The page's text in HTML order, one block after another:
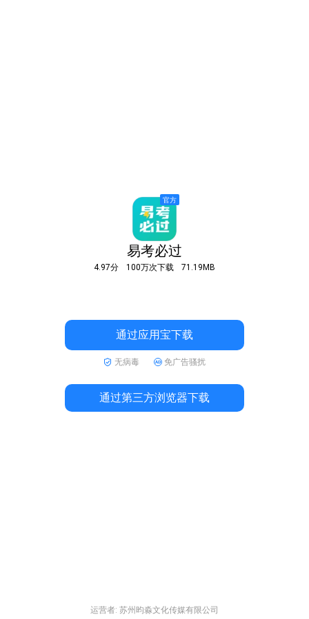
易考必过
4.97分 100万次下载 71.19MB
通过应用宝下载
无病毒 免广告骚扰
通过第三方浏览器下载
运营者: 苏州昀淼文化传媒有限公司